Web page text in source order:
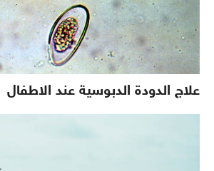
علاج الدودة الدبوسية عند الاطفال